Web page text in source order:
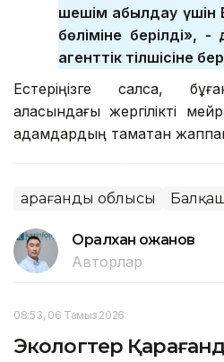
шешім қабылдау үшін
бөліміне берілді»,
агенттік тілшісіне
Естеріңізге салсақ,
қаласындағы жергілікті
адамдардың тамақтан
Қарағанды облысы
Оралхан Қожанов
Авторлар
08:53, 06 Тамыз 2026
Экологтер